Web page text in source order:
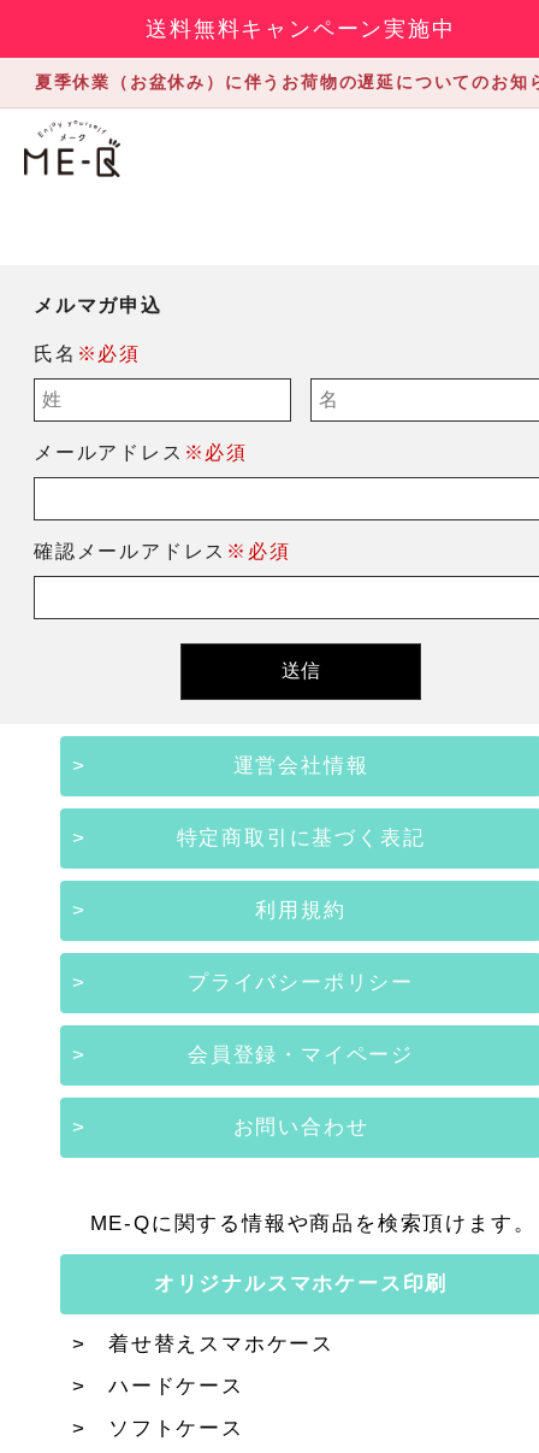
送料無料キャンペーン実施中
夏季休業（お盆休み）に伴うお荷物の遅延についてのお知
メルマガ申込
氏名 ※必須
メールアドレス ※必須
確認メールアドレス ※必須
運営会社情報
特定商取引に基づく表記
利用規約
プライバシーポリシー
会員登録・マイページ
お問い合わせ
ME-Qに関する情報や商品を検索頂けます。
オリジナルスマホケース印刷
着せ替えスマホケース
ハードケース
ソフトケース